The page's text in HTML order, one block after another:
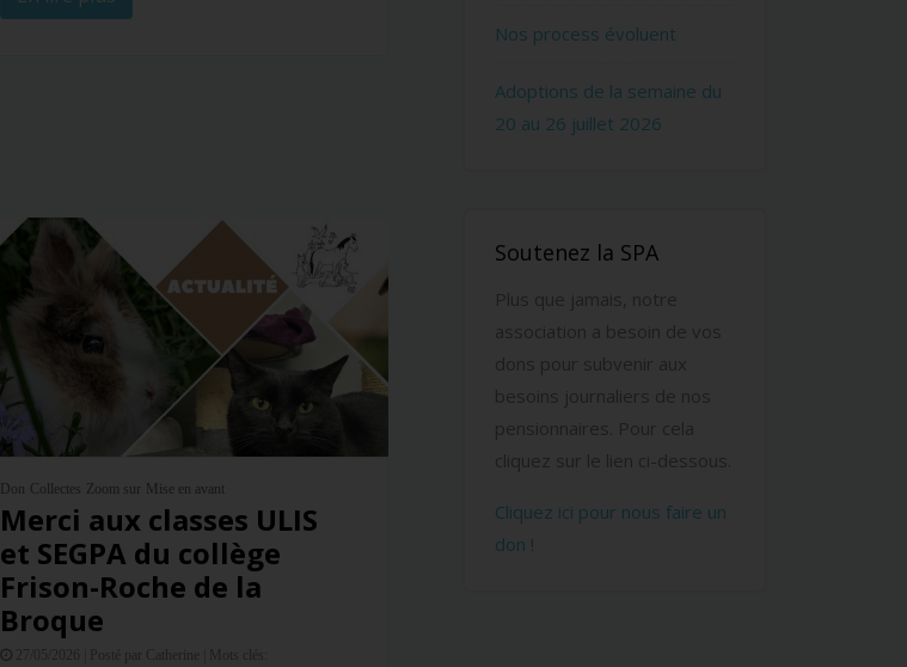
Nos process évoluent
Adoptions de la semaine du
20 au 26 juillet 2026
Soutenez la SPA
Plus que jamais, notre
association a besoin de vos
dons pour subvenir aux
besoins journaliers de nos
pensionnaires. Pour cela
cliquez sur le lien ci-dessous.
Cliquez ici pour nous faire un
don !
Don Collectes Zoom sur Mise en avant
Merci aux classes ULIS
et SEGPA du collège
Frison-Roche de la
Broque
27/05/2026 | Posté par Catherine |